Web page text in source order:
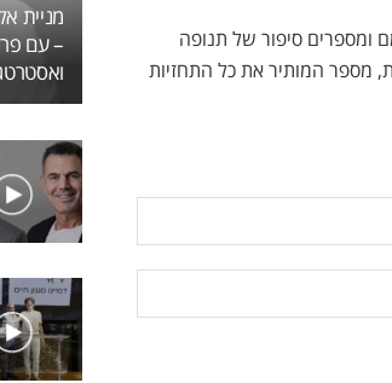
סיפור של תנופה
נרשמה עלייה מרשימה של 31% במכירות דירות, מספר המותיר את כל התחזיות
מניית
– עם